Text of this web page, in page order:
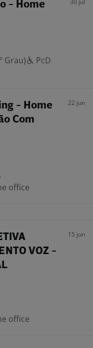
- Home
30 jul
Grau)
PcD
- Home
Com
22 jun
office
VOZ -
15 jun
office